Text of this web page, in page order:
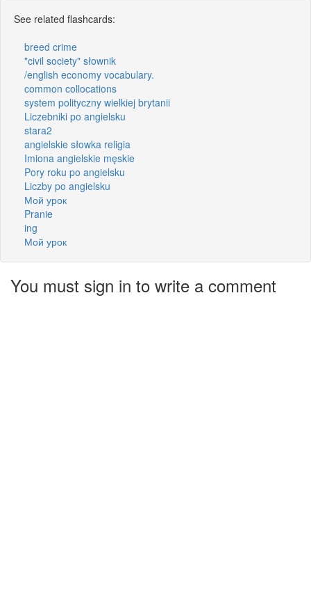
See related flashcards:
breed crime
"civil society" słownik
/english economy vocabulary.
common collocations
system polityczny wielkiej brytanii
Liczebniki po angielsku
stara2
angielskie słowka religia
Imiona angielskie męskie
Pory roku po angielsku
Liczby po angielsku
Мой урок
Pranie
ing
Мой урок
You must sign in to write a comment